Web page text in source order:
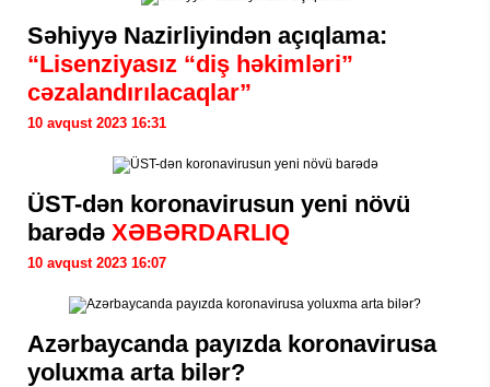
Səhiyyə Nazirliyindən açıqlama:
“Lisenziyasız “diş həkimləri”
cəzalandırılacaqlar”
10 avqust 2023 16:31
ÜST-dən koronavirusun yeni növü
barədə XƏBƏRDARLIQ
10 avqust 2023 16:07
Azərbaycanda payızda koronavirusa
yoluxma arta bilər?